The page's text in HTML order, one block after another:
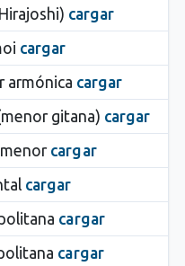
cargar
cargar
armónica cargar
gitana) cargar
menor cargar
cargar
cargar
cargar